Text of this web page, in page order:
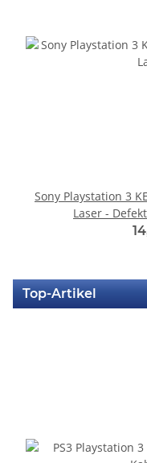
Sony Playstation 3
Laser -
Top-Artikel